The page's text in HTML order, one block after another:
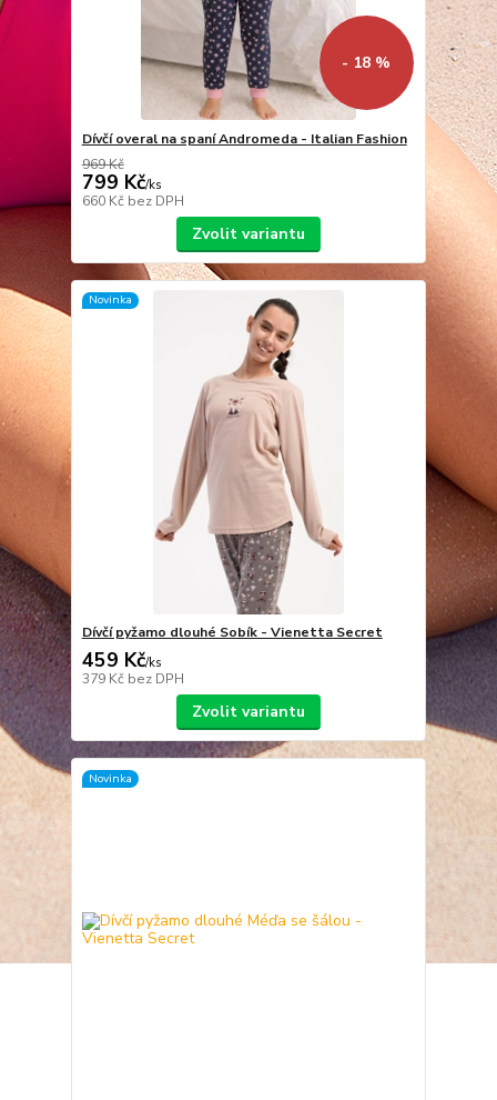
- 18 %
Dívčí overal na spaní Andromeda - Italian Fashion
969 Kč
799 Kč/ks
660 Kč bez DPH
Zvolit variantu
Novinka
Dívčí pyžamo dlouhé Sobík - Vienetta Secret
459 Kč/ks
379 Kč bez DPH
Zvolit variantu
Novinka